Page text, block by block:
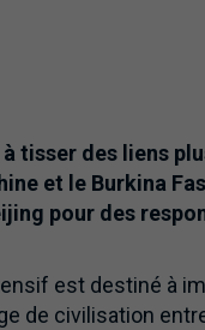
tisser des liens
et le Burkina
pour des
est destiné à
de civilisation